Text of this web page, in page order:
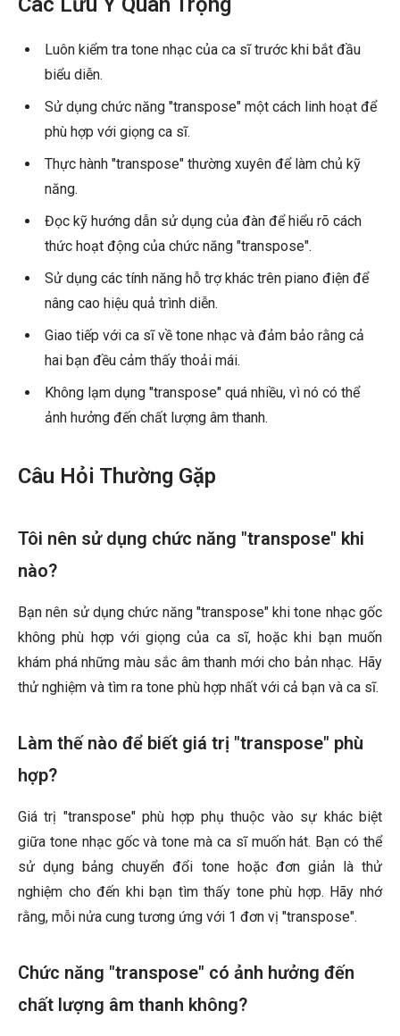
Luôn kiểm tra tone nhạc của ca sĩ trước khi bắt đầu
biểu diễn.
Sử dụng chức năng "transpose" một cách linh hoạt để
phù hợp với giọng ca sĩ.
Thực hành "transpose" thường xuyên để làm chủ kỹ
năng.
Đọc kỹ hướng dẫn sử dụng của đàn để hiểu rõ cách
thức hoạt động của chức năng "transpose".
Sử dụng các tính năng hỗ trợ khác trên piano điện để
nâng cao hiệu quả trình diễn.
Giao tiếp với ca sĩ về tone nhạc và đảm bảo rằng cả
hai bạn đều cảm thấy thoải mái.
Không lạm dụng "transpose" quá nhiều, vì nó có thể
ảnh hưởng đến chất lượng âm thanh.
Câu Hỏi Thường Gặp
Tôi nên sử dụng chức năng "transpose" khi
nào?
Bạn nên sử dụng chức năng "transpose" khi tone nhạc gốc
không phù hợp với giọng của ca sĩ, hoặc khi bạn muốn
khám phá những màu sắc âm thanh mới cho bản nhạc. Hãy
thử nghiệm và tìm ra tone phù hợp nhất với cả bạn và ca sĩ.
Làm thế nào để biết giá trị "transpose" phù
hợp?
Giá trị "transpose" phù hợp phụ thuộc vào sự khác biệt
giữa tone nhạc gốc và tone mà ca sĩ muốn hát. Bạn có thể
sử dụng bảng chuyển đổi tone hoặc đơn giản là thử
nghiệm cho đến khi bạn tìm thấy tone phù hợp. Hãy nhớ
rằng, mỗi nửa cung tương ứng với 1 đơn vị "transpose".
Chức năng "transpose" có ảnh hưởng đến
chất lượng âm thanh không?